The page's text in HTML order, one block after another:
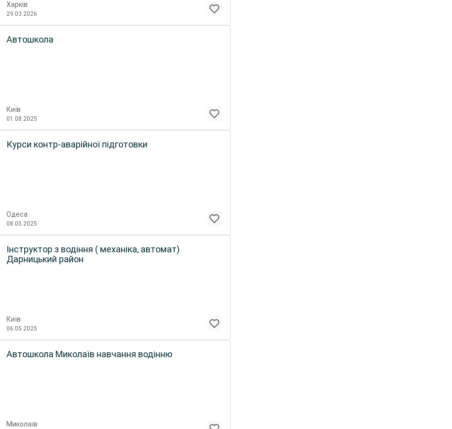
Харків
29.03.2026
Автошкола
Київ
01.08.2025
Курси контр-аварійної підготовки
Одеса
08.05.2025
Інструктор з водіння ( механіка, автомат)
Дарницький район
Київ
06.05.2025
Автошкола Миколаїв навчання водінню
Миколаїв